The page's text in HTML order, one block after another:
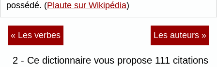
possédé. (Plaute sur Wikipédia)
« Les verbes Les auteurs »
2 - Ce dictionnaire vous propose 111 citations